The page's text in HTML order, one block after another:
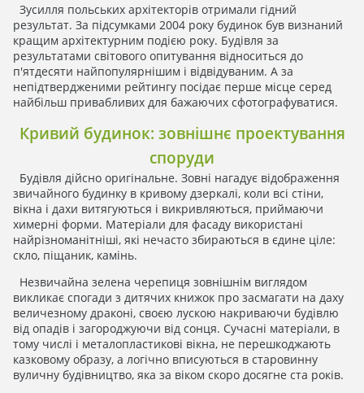
Зусилля польських архітекторів отримали гідний
результат. За підсумками 2004 року будинок був визнаний
кращим архітектурним подією року. Будівля за
результатами світового опитування відноситься до
п'ятдесяти найпопулярнішим і відвідуваним. А за
непідтвердженими рейтингу посідає перше місце серед
найбільш привабливих для бажаючих сфотографуватися.
Кривий будинок: зовнішнє проектування
споруди
Будівля дійсно оригінальне. Зовні нагадує відображення
звичайного будинку в кривому дзеркалі, коли всі стіни,
вікна і дахи витягуються і викривляються, приймаючи
химерні форми. Матеріали для фасаду використані
найрізноманітніші, які нечасто збираються в єдине ціле:
скло, піщаник, камінь.
Незвичайна зелена черепиця зовнішнім виглядом
викликає спогади з дитячих книжок про засмагати на даху
величезному драконі, своєю лускою накриваючи будівлю
від опадів і загороджуючи від сонця. Сучасні матеріали, в
тому числі і металопластикові вікна, не перешкоджають
казковому образу, а логічно вписуються в старовинну
вуличну будівництво, яка за віком скоро досягне ста років.